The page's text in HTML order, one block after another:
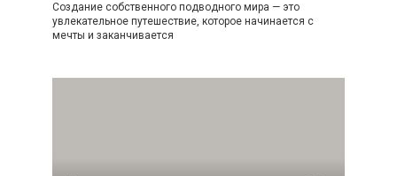
Создание собственного подводного мира — это
увлекательное путешествие, которое начинается с
мечты и заканчивается